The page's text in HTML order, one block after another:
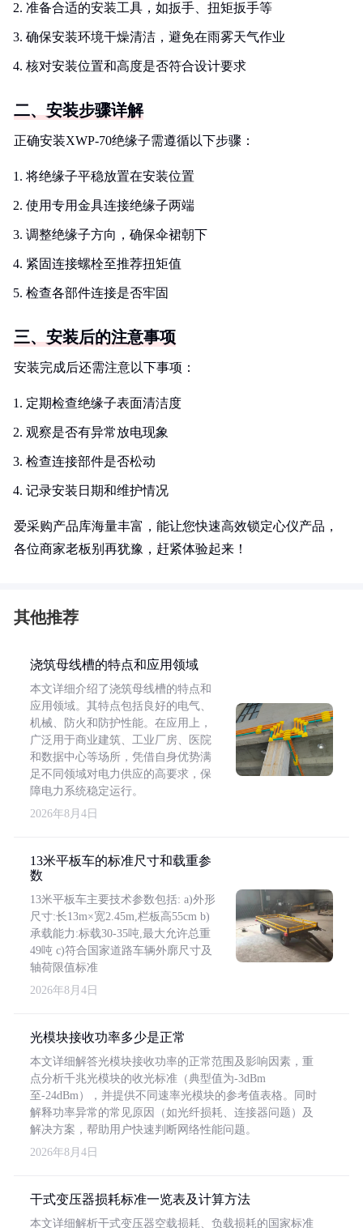
准备合适的安装工具，如扳手、扭矩扳手等
确保安装环境干燥清洁，避免在雨雾天气作业
核对安装位置和高度是否符合设计要求
二、安装步骤详解
正确安装XWP-70绝缘子需遵循以下步骤：
将绝缘子平稳放置在安装位置
使用专用金具连接绝缘子两端
调整绝缘子方向，确保伞裙朝下
紧固连接螺栓至推荐扭矩值
检查各部件连接是否牢固
三、安装后的注意事项
安装完成后还需注意以下事项：
定期检查绝缘子表面清洁度
观察是否有异常放电现象
检查连接部件是否松动
记录安装日期和维护情况
爱采购产品库海量丰富，能让您快速高效锁定心仪产品，
各位商家老板别再犹豫，赶紧体验起来！
其他推荐
浇筑母线槽的特点和应用领域
本文详细介绍了浇筑母线槽的特点和
应用领域。其特点包括良好的电气、
机械、防火和防护性能。在应用上，
广泛用于商业建筑、工业厂房、医院
和数据中心等场所，凭借自身优势满
足不同领域对电力供应的高要求，保
障电力系统稳定运行。
2026年8月4日
13米平板车的标准尺寸和载重参
数
13米平板车主要技术参数包括: a)外形
尺寸:长13m×宽2.45m,栏板高55cm b)
承载能力:标载30-35吨,最大允许总重
49吨 c)符合国家道路车辆外廓尺寸及
轴荷限值标准
2026年8月4日
光模块接收功率多少是正常
本文详细解答光模块接收功率的正常范围及影响因素，重
点分析千兆光模块的收光标准（典型值为-3dBm
至-24dBm），并提供不同速率光模块的参考值表格。同时
解释功率异常的常见原因（如光纤损耗、连接器问题）及
解决方案，帮助用户快速判断网络性能问题。
2026年8月4日
干式变压器损耗标准一览表及计算方法
本文详细解析干式变压器空载损耗、负载损耗的国家标准